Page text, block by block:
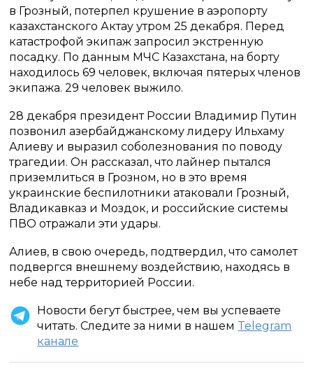
в Грозный, потерпел крушение в аэропорту
казахстанского Актау утром 25 декабря. Перед
катастрофой экипаж запросил экстренную
посадку. По данным МЧС Казахстана, на борту
находилось 69 человек, включая пятерых членов
экипажа. 29 человек выжило.
28 декабря президент России Владимир Путин
позвонил азербайджанскому лидеру Ильхаму
Алиеву и выразил соболезнования по поводу
трагедии. Он рассказал, что лайнер пытался
приземлиться в Грозном, но в это время
украинские беспилотники атаковали Грозный,
Владикавказ и Моздок, и российские системы
ПВО отражали эти удары.
Алиев, в свою очередь, подтвердил, что самолет
подвергся внешнему воздействию, находясь в
небе над территорией России.
Новости бегут быстрее, чем вы успеваете
читать. Следите за ними в нашем Telegram
канале